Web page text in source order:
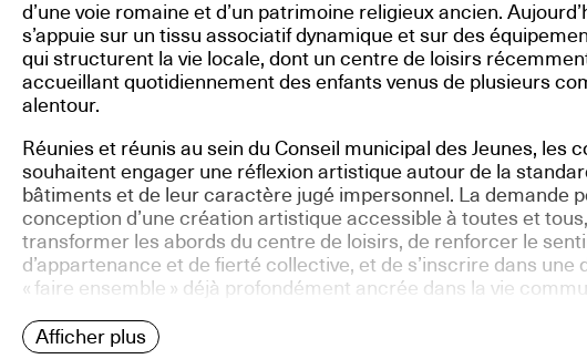
d’une voie romaine et d’un patrimoine religieux ancien.
s’appuie sur un tissu associatif dynamique et sur des
qui structurent la vie locale, dont un centre de loisirs
accueillant quotidiennement des enfants venus de plusieurs
alentour.
Réunies et réunis au sein du Conseil municipal des Jeunes, les
souhaitent engager une réflexion artistique autour de la
bâtiments et de leur caractère jugé impersonnel. La demande
conception d’une création artistique accessible à toutes et
transformer les abords du centre de loisirs, de renforcer le
d’appartenance et de fierté collective, et de s’inscrire dans une
« faire ensemble » déjà profondément ancrée dans la vie
Afficher plus